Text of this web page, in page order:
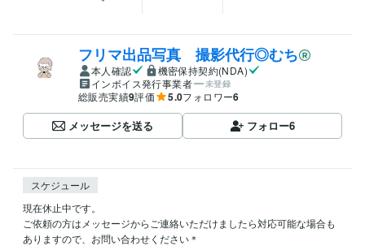
フリマ出品写真 撮影代行◎むち
本人確認
機密保持契約(NDA)
インボイス発行事業者
未登録
総販売実績9評価 5.0フォロワー6
メッセージを送る フォロー6
スケジュール
現在休止中です。
ご依頼の方はメッセージからご連絡いただけましたら対応可能な場合も
ありますので、お問い合わせください＊